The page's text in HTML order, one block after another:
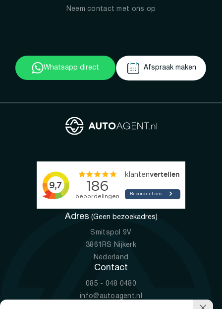
Neem contact met ons op
Whatsapp direct Afspraak maken
Adres (Geen bezoekadres)
Smitspol 9V
3861RS Nijkerk
Nederland
Contact
085 - 048 0480
info@autoagent.nl